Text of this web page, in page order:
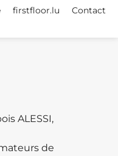
firstfloor.lu Contact
ALESSI,
de